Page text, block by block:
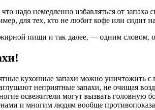
что надо немедленно избавляться от
для тех, кто не любит кофе или сидит
пищи и так далее, — одним словом,
кухонные запахи можно уничтожить
неприятные запахи, не очищая
освежители могут вызвать
и многим людям вообще